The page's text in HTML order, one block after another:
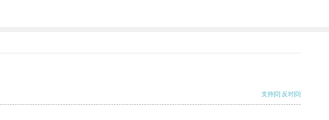
支持[0] 反对[0]